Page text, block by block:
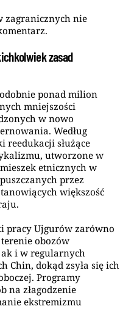
zagranicznych nie
zasad
ponad milion
mniejszości
w nowo
Według
reedukacji służące
utworzone w
etnicznych w
przez
większość
pracy Ujgurów zarówno
obozów
i w regularnych
Chin, dokąd zsyła się ich
Programy
na złagodzenie
ekstremizmu